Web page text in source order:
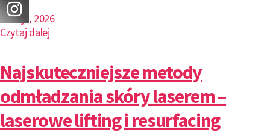
7 maja, 2026
Czytaj dalej
Najskuteczniejsze metody
odmładzania skóry laserem –
laserowe lifting i resurfacing